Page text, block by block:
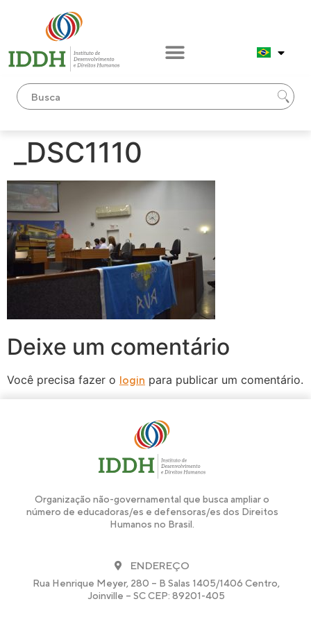
_DSC1110
Deixe um comentário
Você precisa fazer o login para publicar um comentário.
Organização não-governamental que busca ampliar o
número de educadoras/es e defensoras/es dos Direitos
Humanos no Brasil.
ENDEREÇO
Rua Henrique Meyer, 280 – B Salas 1405/1406 Centro,
Joinville – SC CEP: 89201-405